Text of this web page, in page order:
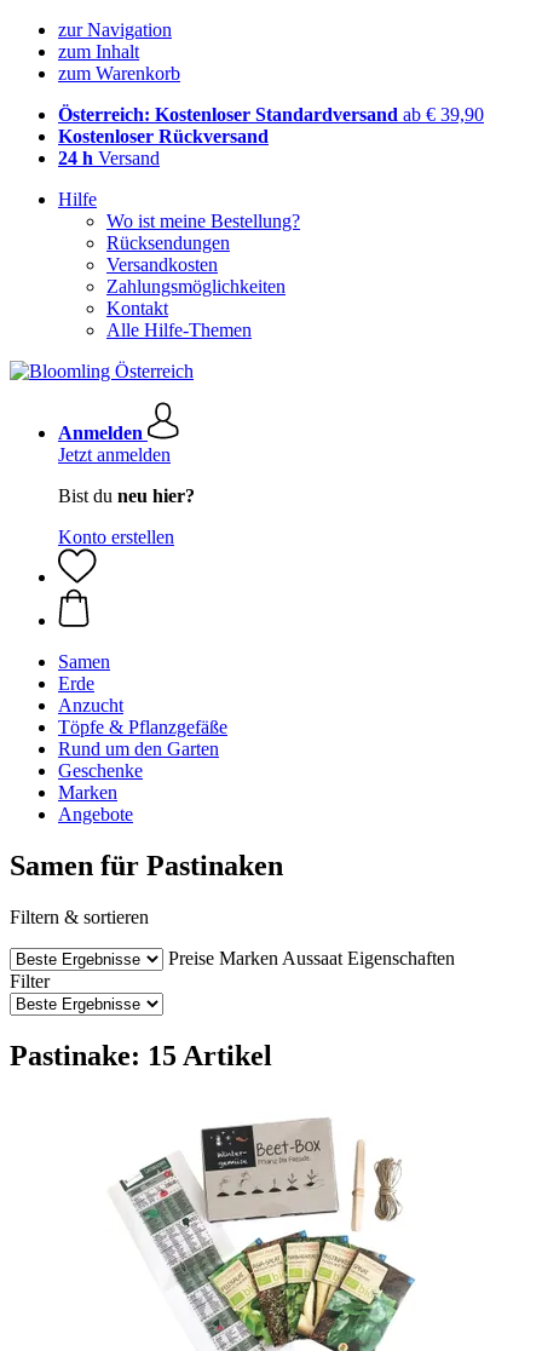
zur Navigation
zum Inhalt
zum Warenkorb
Österreich: Kostenloser Standardversand ab € 39,90
Kostenloser Rückversand
24 h Versand
Hilfe
Wo ist meine Bestellung?
Rücksendungen
Versandkosten
Zahlungsmöglichkeiten
Kontakt
Alle Hilfe-Themen
Anmelden
Jetzt anmelden
Bist du neu hier?
Konto erstellen
Samen
Erde
Anzucht
Töpfe & Pflanzgefäße
Rund um den Garten
Geschenke
Marken
Angebote
Samen für Pastinaken
Filtern & sortieren
Preise Marken Aussaat Eigenschaften
Filter
Pastinake: 15 Artikel